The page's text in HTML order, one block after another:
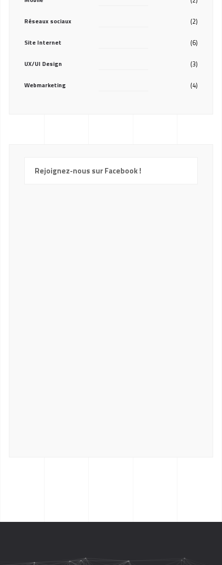
Réseaux sociaux (2)
Site Internet (6)
UX/UI Design (3)
Webmarketing (4)
Rejoignez-nous sur Facebook !